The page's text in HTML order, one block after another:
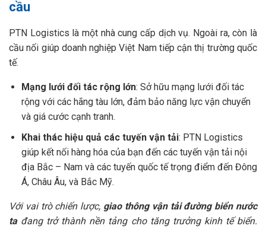
cầu
PTN Logistics là một nhà cung cấp dịch vụ. Ngoài ra, còn là
cầu nối giúp doanh nghiệp Việt Nam tiếp cận thị trường quốc
tế.
Mạng lưới đối tác rộng lớn: Sở hữu mạng lưới đối tác
rộng với các hãng tàu lớn, đảm bảo năng lực vận chuyển
và giá cước cạnh tranh.
Khai thác hiệu quả các tuyến vận tải: PTN Logistics
giúp kết nối hàng hóa của bạn đến các tuyến vận tải nội
địa Bắc – Nam và các tuyến quốc tế trọng điểm đến Đông
Á, Châu Âu, và Bắc Mỹ.
Với vai trò chiến lược, giao thông vận tải đường biển nước
tađang trở thành nền tảng cho tăng trưởng kinh tế biển.